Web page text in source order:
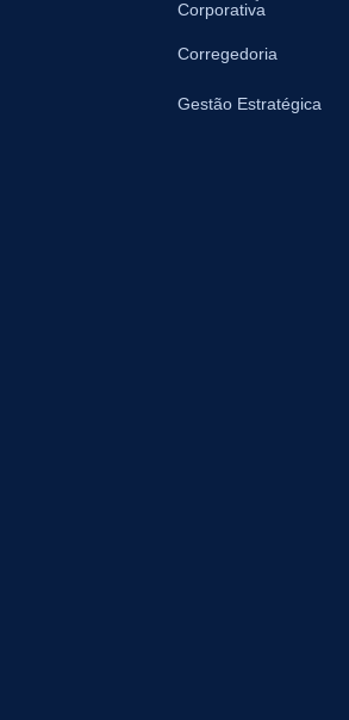
Corporativa
Corregedoria
Gestão Estratégica